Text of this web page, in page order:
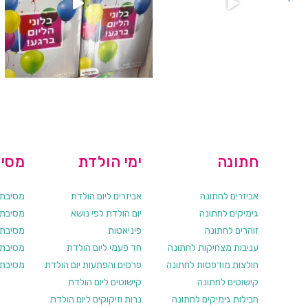
מסיבת
מסיבת
מסיבת
מסיבת
מסיבת
ימי הולדת
אביזרים ליום הולדת
יום הולדת לפי נושא
פיניאטות
חד פעמי ליום הולדת
פרסים והפתעות יום הולדת
קישוטים ליום הולדת
נרות וזיקוקים ליום הולדת
חתונה
אביזרים לחתונה
גימיקים לחתונה
זוהרים לחתונה
עניבות מצחיקות לחתונה
חולצות מודפסות לחתונה
קישוטים לחתונה
חבילות גימיקים לחתונה